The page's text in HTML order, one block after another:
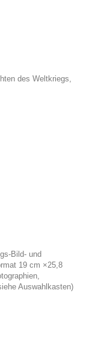
des Weltkriegs,
Bild- und
19 cm ×25,8
Auswahlkasten)